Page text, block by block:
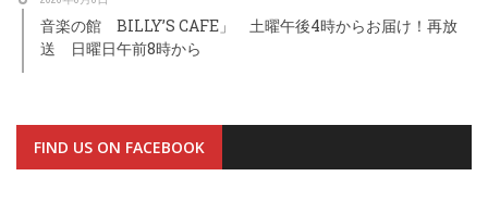
音楽の館 BILLY’S CAFE」 土曜午後4時からお届け！再放
送 日曜日午前8時から
FIND US ON FACEBOOK